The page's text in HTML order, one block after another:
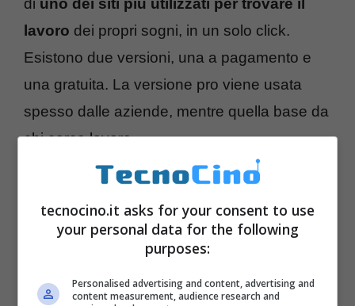
di uno dei siti più utilizzati per trovare il
lavoro dei propri sogni, in un solo click.
Esistono due versioni, una a pagamento e
una gratuita. La versione pro viene usata
spesso dalle aziende, mentre quella base da
chi cerca lavoro.
tecnocino.it asks for your consent to use
your personal data for the following
purposes:
Personalised advertising and content, advertising and
content measurement, audience research and